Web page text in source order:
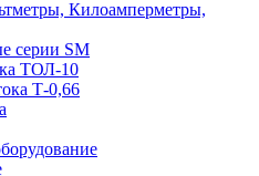
Килоамперметры,
серии SM
ТОЛ-10
Т-0,66